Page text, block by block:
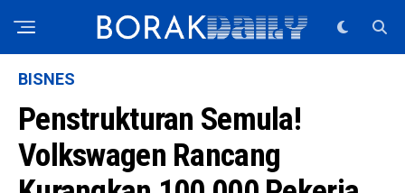
BISNES
Penstrukturan Semula!
Volkswagen Rancang